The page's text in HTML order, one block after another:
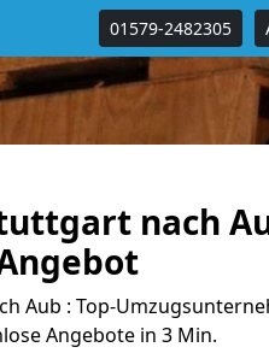
01579-2482305
nach
Aub : Top-
Angebote in 3 Min.